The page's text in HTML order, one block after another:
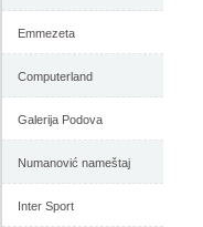
Emmezeta
Computerland
Galerija Podova
Numanović nameštaj
Inter Sport